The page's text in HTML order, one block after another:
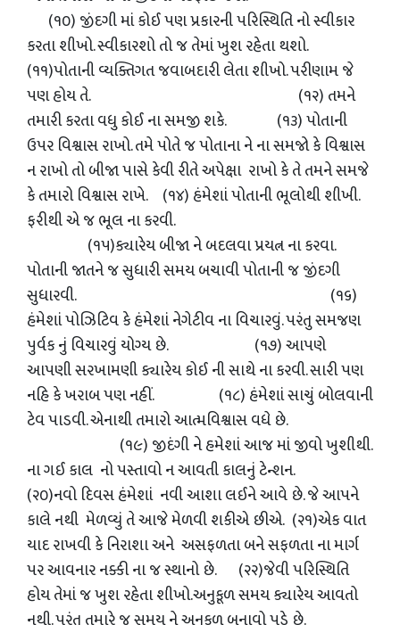
(૧૦) જીંદગી માં કોઈ પણ પ્રકારની પરિસ્થિતિ નો સ્વીકાર
કરતા શીખો. સ્વીકારશો તો જ તેમાં ખુશ રહેતા થશો.
(૧૧)પોતાની વ્યક્તિગત જવાબદારી લેતા શીખો. પરીણામ જે
પણ હોય તે. (૧૨) તમને
તમારી કરતા વધુ કોઈ ના સમજી શકે. (૧૩) પોતાની
ઉપર વિશ્વાસ રાખો. તમે પોતે જ પોતાના ને ના સમજો કે વિશ્વાસ
ન રાખો તો બીજા પાસે કેવી રીતે અપેક્ષા રાખો કે તે તમને સમજે
કે તમારો વિશ્વાસ રાખે. (૧૪) હંમેશાં પોતાની ભૂલોથી શીખી.
ફરીથી એ જ ભૂલ ના કરવી.
(૧૫)ક્યારેય બીજા ને બદલવા પ્રયત્ન ના કરવા.
પોતાની જાતને જ સુધારી સમય બચાવી પોતાની જ જીંદગી
સુધારવી. (૧૬)
હંમેશાં પોઝિટિવ કે હંમેશાં નેગેટીવ ના વિચારવું. પરંતુ સમજણ
પુર્વક નું વિચારવું યોગ્ય છે. (૧૭) આપણે
આપણી સરખામણી ક્યારેય કોઈ ની સાથે ના કરવી. સારી પણ
નહિ કે ખરાબ પણ નહીં. (૧૮) હંમેશાં સાચું બોલવાની
ટેવ પાડવી. એનાથી તમારો આત્મવિશ્વાસ વધે છે.
(૧૯) જીદંગી ને હમેશાં આજ માં જીવો ખુશીથી.
ના ગઈ કાલ નો પસ્તાવો ન આવતી કાલનું ટેન્શન.
(૨૦)નવો દિવસ હંમેશાં નવી આશા લઈને આવે છે. જે આપને
કાલે નથી મેળવ્યું તે આજે મેળવી શકીએ છીએ. (૨૧)એક વાત
યાદ રાખવી કે નિરાશા અને અસફળતા બને સફળતા ના માર્ગ
પર આવનાર નક્કી ના જ સ્થાનો છે. (૨૨)જેવી પરિસ્થિતિ
હોય તેમાં જ ખુશ રહેતા શીખો.અનુકૂળ સમય ક્યારેય આવતો